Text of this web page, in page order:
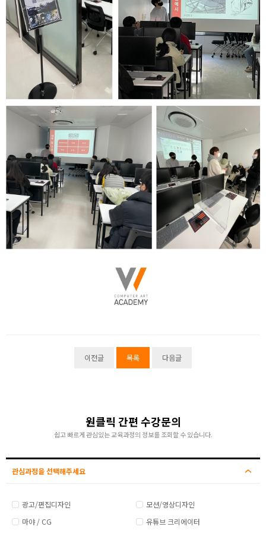
이전글 목록 다음글
원클릭 간편 수강문의
쉽고 빠르게 관심있는 교육과정의 정보를 조회할 수 있습니다.
관심과정을 선택해주세요
광고/편집디자인
모션/영상디자인
마야 / CG
유튜브 크리에이터